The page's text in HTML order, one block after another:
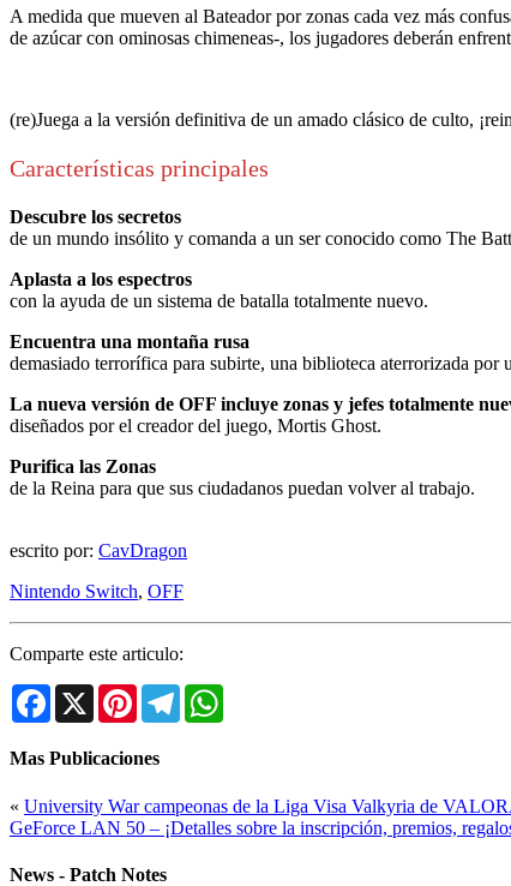
A medida que mueven al Bateador por zonas cada vez más
de azúcar con ominosas chimeneas-, los jugadores deberán
(re)Juega a la versión definitiva de un amado clásico de culto,
Características principales
Descubre los secretos
de un mundo insólito y comanda a un ser conocido como The
Aplasta a los espectros
con la ayuda de un sistema de batalla totalmente nuevo.
Encuentra una montaña rusa
demasiado terrorífica para subirte, una biblioteca aterrorizada
La nueva versión de OFF incluye zonas y jefes totalmente
diseñados por el creador del juego, Mortis Ghost.
Purifica las Zonas
de la Reina para que sus ciudadanos puedan volver al trabajo.
escrito por: CavDragon
Nintendo Switch, OFF
Comparte este articulo:
Facebook
X PinterestTelegram
Mas Publicaciones
« University War campeonas de la Liga Visa Valkyria de
GeForce LAN 50 – ¡Detalles sobre la inscripción, premios,
News - Patch Notes